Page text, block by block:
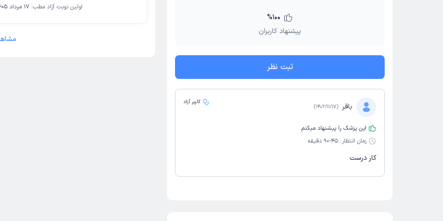
اولین نوبت آزاد مطب: 17 مرداد 1405
%100
پیشنهاد کاربران
ثبت نظر
باقر (
1402/11/17
)
کاربر آزاد
این پزشک را پیشنهاد میکنم
زمان انتظار: 45-90 دقیقه
کار درست